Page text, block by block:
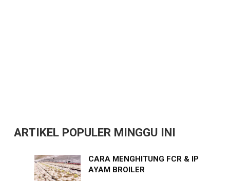
ARTIKEL POPULER MINGGU INI
CARA MENGHITUNG FCR & IP
AYAM BROILER